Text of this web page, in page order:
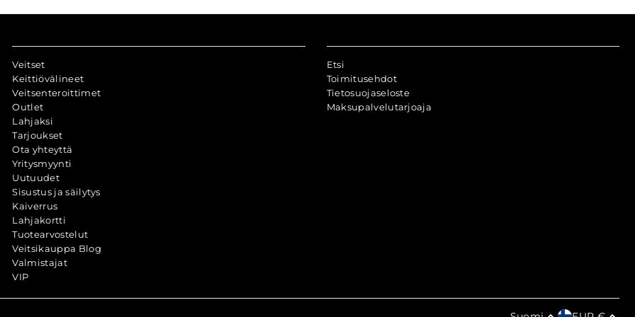
Veitset
Keittiövälineet
Veitsenteroittimet
Outlet
Lahjaksi
Tarjoukset
Ota yhteyttä
Yritysmyynti
Uutuudet
Sisustus ja säilytys
Kaiverrus
Lahjakortti
Tuotearvostelut
Veitsikauppa Blog
Valmistajat
VIP
Etsi
Toimitusehdot
Tietosuojaseloste
Maksupalvelutarjoaja